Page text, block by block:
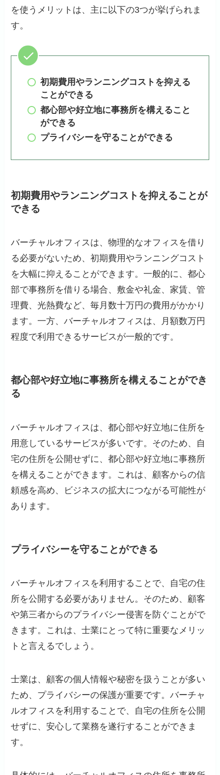
を使うメリットは、主に以下の3つが挙げられま
す。
初期費用やランニングコストを抑える
ことができる
都心部や好立地に事務所を構えること
ができる
プライバシーを守ることができる
初期費用やランニングコストを抑えることが
できる
バーチャルオフィスは、物理的なオフィスを借り
る必要がないため、初期費用やランニングコスト
を大幅に抑えることができます。一般的に、都心
部で事務所を借りる場合、敷金や礼金、家賃、管
理費、光熱費など、毎月数十万円の費用がかかり
ます。一方、バーチャルオフィスは、月額数万円
程度で利用できるサービスが一般的です。
都心部や好立地に事務所を構えることができ
る
バーチャルオフィスは、都心部や好立地に住所を
用意しているサービスが多いです。そのため、自
宅の住所を公開せずに、都心部や好立地に事務所
を構えることができます。これは、顧客からの信
頼感を高め、ビジネスの拡大につながる可能性が
あります。
プライバシーを守ることができる
バーチャルオフィスを利用することで、自宅の住
所を公開する必要がありません。そのため、顧客
や第三者からのプライバシー侵害を防ぐことがで
きます。これは、士業にとって特に重要なメリッ
トと言えるでしょう。
士業は、顧客の個人情報や秘密を扱うことが多い
ため、プライバシーの保護が重要です。バーチャ
ルオフィスを利用することで、自宅の住所を公開
せずに、安心して業務を遂行することができま
す。